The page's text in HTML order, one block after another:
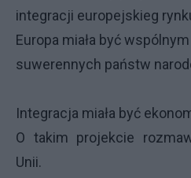
integracji europejskieg
Europa miała być
suwerennych państw
Integracja miała być
O takim projekcie
Unii.